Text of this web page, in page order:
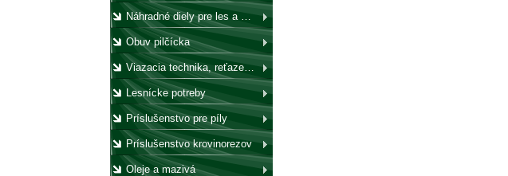
Náhradné diely pre les a záhradu
Obuv pilčícka
Viazacia technika, reťaze, laná, háky, kladky
Lesnícke potreby
Príslušenstvo pre píly
Príslušenstvo krovinorezov
Oleje a mazivá